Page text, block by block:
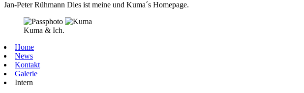
Jan-Peter Rühmann Dies ist meine und Kuma´s Homepage.
Kuma & Ich.
Home
News
Kontakt
Galerie
Intern